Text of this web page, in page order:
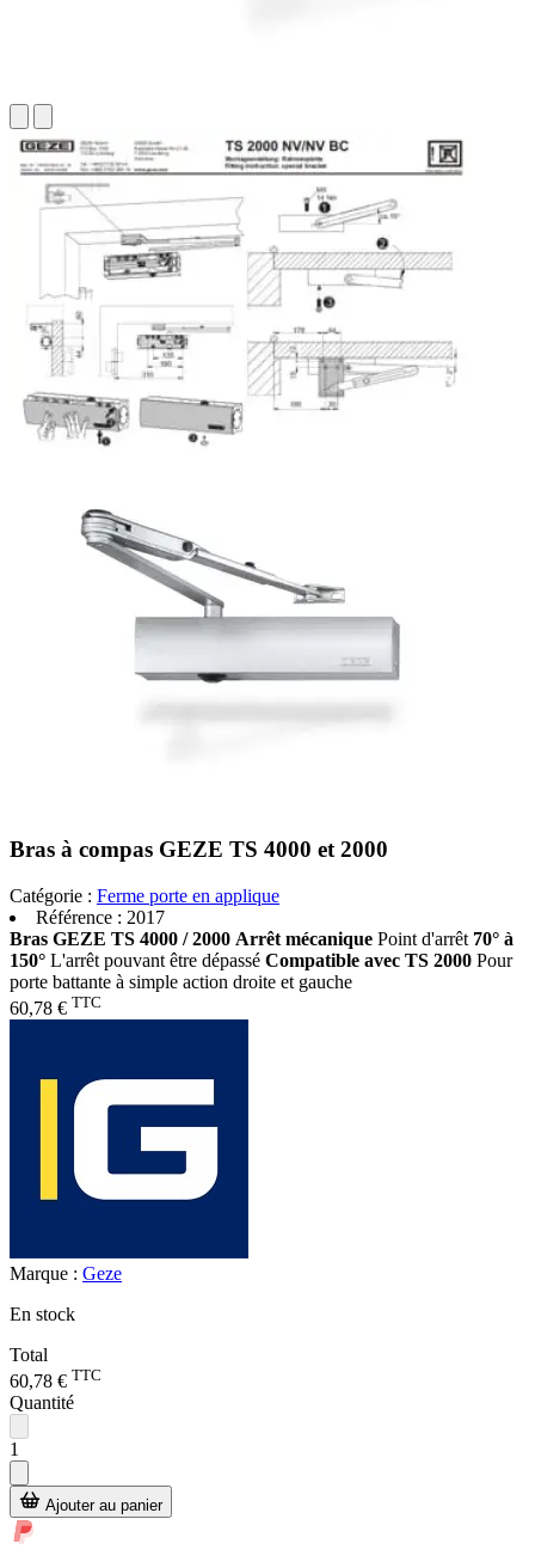
Bras à compas GEZE TS 4000 et 2000
Catégorie : Ferme porte en applique
Référence : 2017
Bras GEZE TS 4000 / 2000 Arrêt mécanique Point d'arrêt 70° à
150° L'arrêt pouvant être dépassé Compatible avec TS 2000 Pour
porte battante à simple action droite et gauche
60,78 € TTC
Marque : Geze
En stock
Total
60,78 € TTC
Quantité
1
Ajouter au panier